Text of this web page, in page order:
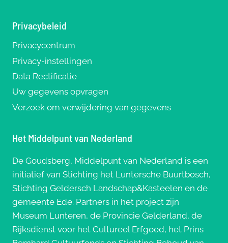
Privacybeleid
Privacycentrum
Privacy-instellingen
Data Rectificatie
Uw gegevens opvragen
Verzoek om verwijdering van gegevens
Het Middelpunt van Nederland
De Goudsberg, Middelpunt van Nederland is een
initiatief van Stichting het Luntersche Buurtbosch,
Stichting Geldersch Landschap&Kasteelen en de
gemeente Ede. Partners in het project zijn
Museum Lunteren, de Provincie Gelderland, de
Rijksdienst voor het Cultureel Erfgoed, het Prins